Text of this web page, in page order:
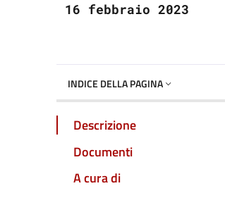
16 febbraio 2023
INDICE DELLA PAGINA
Descrizione
Documenti
A cura di